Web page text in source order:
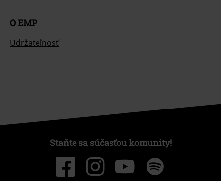
O EMP
Udržateľnosť
Staňte sa súčasťou komunity!